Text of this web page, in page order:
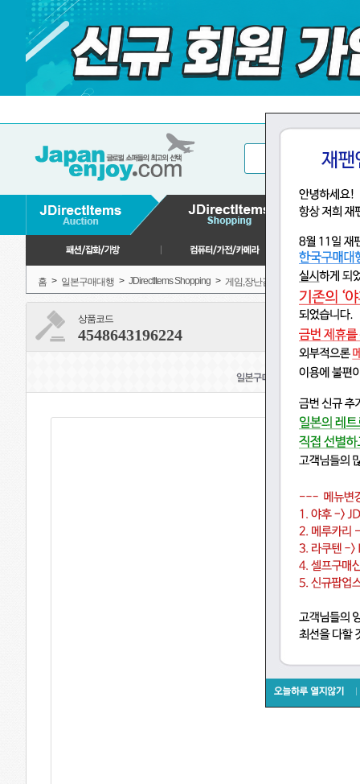
홈 > 일본구매대행 > JDirectItems Shopping > 게임,장난감 장난감 >
상품코드
4548643196224